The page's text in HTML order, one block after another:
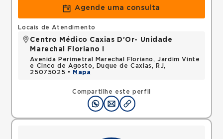
Agende uma consulta
Compartilhe este perfil
Locais de Atendimento
Centro Médico Caxias D'Or- Unidade
Marechal Floriano I
Avenida Perimetral Marechal Floriano, Jardim Vinte
e Cinco de Agosto, Duque de Caxias, RJ,
25075025 •
Mapa